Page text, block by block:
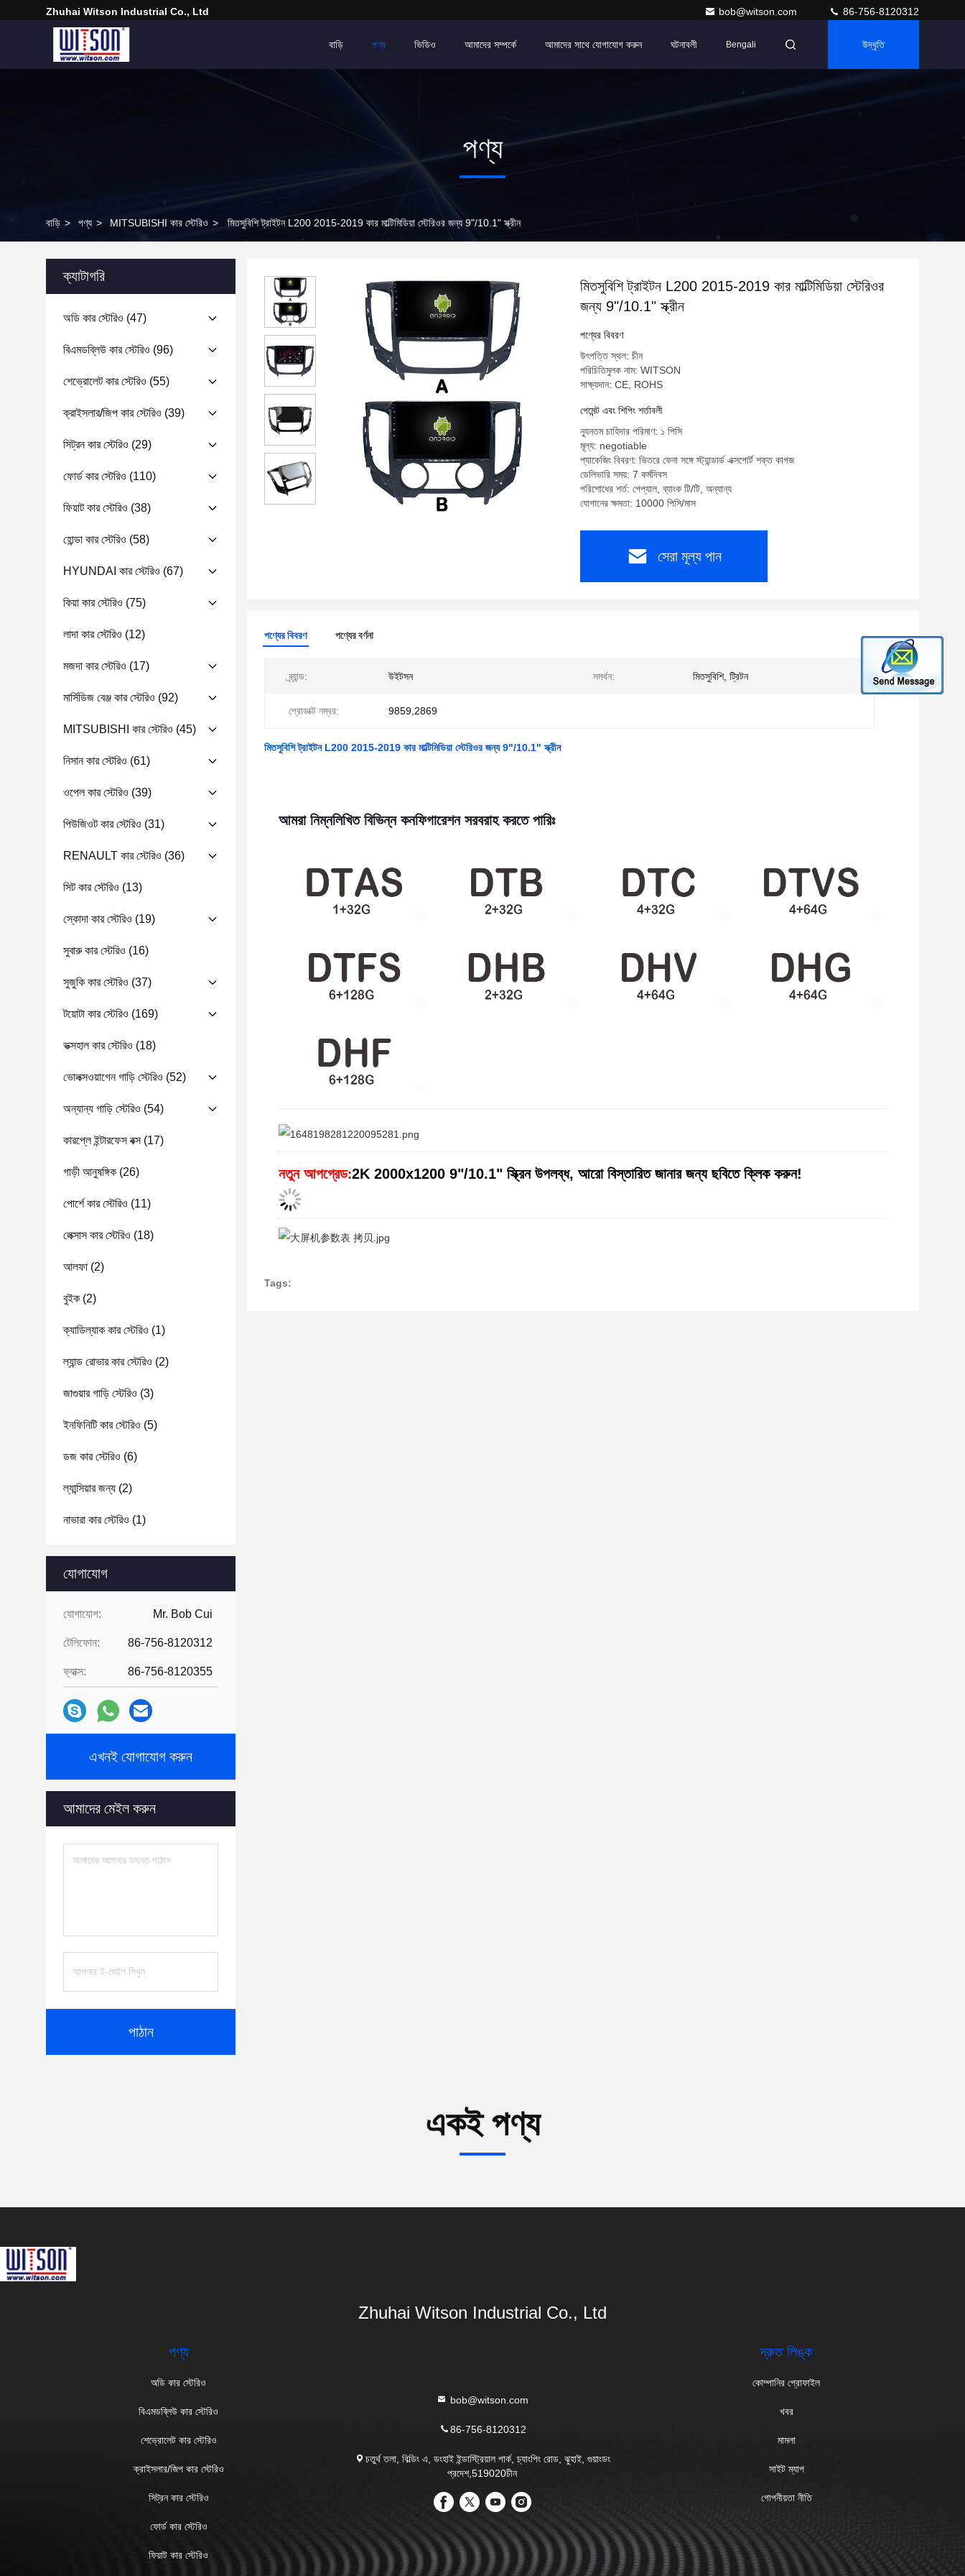
Zhuhai Witson Industrial Co., Ltd bob@witson.com 86-756-8120312
বাড়ি পণ্য ভিডিও আমাদের সম্পর্কে আমাদের সাথে যোগাযোগ করুন ঘটনাবলী Bengali উদ্ধৃতি
পণ্য
বাড়ি > পণ্য > MITSUBISHI কার স্টেরিও > মিতসুবিশি ট্রাইটন L200 2015-2019 কার মাল্টিমিডিয়া স্টেরিওর জন্য 9"/10.1" স্ক্রীন
ক্যাটাগরি
অডি কার স্টেরিও (47)
বিএমডব্লিউ কার স্টেরিও (96)
শেভ্রোলেট কার স্টেরিও (55)
ক্রাইসলার/জিপ কার স্টেরিও (39)
সিট্রন কার স্টেরিও (29)
ফোর্ড কার স্টেরিও (110)
ফিয়াট কার স্টেরিও (38)
হোন্ডা কার স্টেরিও (58)
HYUNDAI কার স্টেরিও (67)
কিয়া কার স্টেরিও (75)
লাদা কার স্টেরিও (12)
মজদা কার স্টেরিও (17)
মার্সিডিজ বেঞ্জ কার স্টেরিও (92)
MITSUBISHI কার স্টেরিও (45)
নিসান কার স্টেরিও (61)
ওপেল কার স্টেরিও (39)
পিউজিওট কার স্টেরিও (31)
RENAULT কার স্টেরিও (36)
সিট কার স্টেরিও (13)
স্কোদা কার স্টেরিও (19)
সুবারু কার স্টেরিও (16)
সুজুকি কার স্টেরিও (37)
টয়োটা কার স্টেরিও (169)
ভক্সহাল কার স্টেরিও (18)
ভোলক্সওয়াগেন গাড়ি স্টেরিও (52)
অন্যান্য গাড়ি স্টেরিও (54)
কারপ্লে ইন্টারফেস বক্স(17)
গাড়ী আনুষঙ্গিক (26)
পোর্শে কার স্টেরিও (11)
লেক্সাস কার স্টেরিও (18)
আলফা (2)
বুইক (2)
ক্যাডিল্যাক কার স্টেরিও (1)
ল্যান্ড রোভার কার স্টেরিও (2)
জাগুয়ার গাড়ি স্টেরিও (3)
ইনফিনিটি কার স্টেরিও (5)
ডজ কার স্টেরিও (6)
ল্যান্সিয়ার জন্য (2)
নাভারা কার স্টেরিও (1)
যোগাযোগ
যোগাযোগ: Mr. Bob Cui
টেলিফোন: 86-756-8120312
ফ্যাক্স: 86-756-8120355
এখনই যোগাযোগ করুন
আমাদের মেইল ​​করুন
পাঠান
মিতসুবিশি ট্রাইটন L200 2015-2019 কার মাল্টিমিডিয়া স্টেরিওর
জন্য 9"/10.1" স্ক্রীন
পণ্যের বিবরণ
উৎপত্তি স্থল: চীন
পরিচিতিমুলক নাম: WITSON
সাক্ষ্যদান: CE, ROHS
পেমেন্ট এবং শিপিং শর্তাবলী
ন্যূনতম চাহিদার পরিমাণ: ১ পিসি
মূল্য: negotiable
প্যাকেজিং বিবরণ: ভিতরে ফেনা সঙ্গে স্ট্যান্ডার্ড এক্সপোর্ট শক্ত কাগজ
ডেলিভারি সময়: 7 কর্মদিবস
পরিশোধের শর্ত: পেপ্যাল, ব্যাংক টি/টি, অন্যান্য
যোগানের ক্ষমতা: 10000 পিসি/মাস
সেরা মূল্য পান
পণ্যের বিবরণ পণ্যের বর্ণনা
ব্র্যান্ড: উইটসন সমর্থন: মিতসুবিশি, ট্রিটন
প্রোডাক্ট নম্বর: 9859,2869
মিতসুবিশি ট্রাইটন L200 2015-2019 কার মাল্টিমিডিয়া স্টেরিওর জন্য 9"/10.1" স্ক্রীন
আমরা নিম্নলিখিত বিভিন্ন কনফিগারেশন সরবরাহ করতে পারিঃ
নতুন আপগ্রেড:2K 2000x1200 9"/10.1" স্ক্রিন উপলব্ধ, আরো বিস্তারিত জানার জন্য ছবিতে ক্লিক করুন!
Tags:
একই পণ্য
Zhuhai Witson Industrial Co., Ltd
পণ্য
অডি কার স্টেরিও
বিএমডব্লিউ কার স্টেরিও
শেভ্রোলেট কার স্টেরিও
ক্রাইসলার/জিপ কার স্টেরিও
সিট্রন কার স্টেরিও
ফোর্ড কার স্টেরিও
ফিয়াট কার স্টেরিও
bob@witson.com
86-756-8120312
চতুর্থ তলা, বিল্ডিং এ, ডংহাই ইন্ডাস্ট্রিয়াল পার্ক, চ্যাংপিং রোড, ঝুহাই, গুয়াংডং
প্রদেশ,519020চীন
দ্রুত লিঙ্ক
কোম্পানির প্রোফাইল
খবর
মামলা
সাইট ম্যাপ
গোপনীয়তা নীতি